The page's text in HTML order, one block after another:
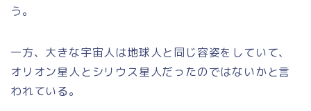
う。
一方、大きな宇宙人は地球人と同じ容姿をしていて、
オリオン星人とシリウス星人だったのではないかと言
われている。